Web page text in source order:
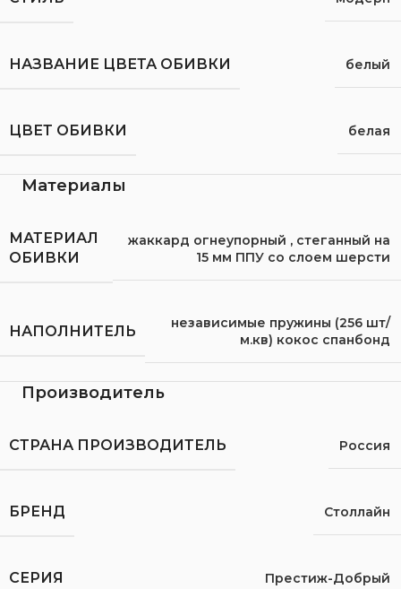
НАЗВАНИЕ ЦВЕТА ОБИВКИ белый
ЦВЕТ ОБИВКИ белая
Материалы
МАТЕРИАЛ
ОБИВКИ
жаккард огнеупорный , стеганный на
15 мм ППУ со слоем шерсти
НАПОЛНИТЕЛЬ
независимые пружины (256 шт/
м.кв) кокос спанбонд
Производитель
СТРАНА ПРОИЗВОДИТЕЛЬ Россия
БРЕНД Столлайн
СЕРИЯ Престиж-Добрый